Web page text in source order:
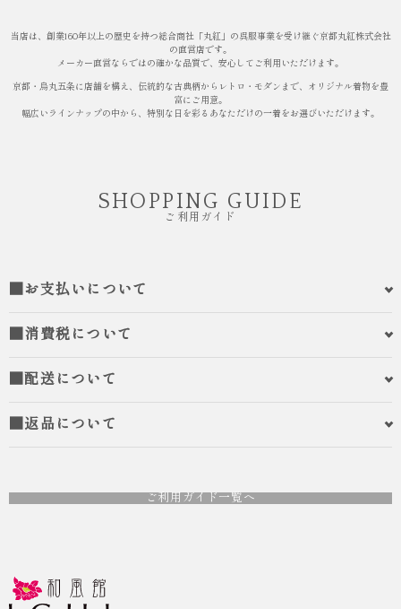
当店は、創業160年以上の歴史を持つ総合商社「丸紅」の呉服事業を受け継ぐ京都丸紅株式会社
の直営店です。
メーカー直営ならではの確かな品質で、安心してご利用いただけます。
京都・烏丸五条に店舗を構え、伝統的な古典柄からレトロ・モダンまで、オリジナル着物を豊
富にご用意。
幅広いラインナップの中から、特別な日を彩るあなただけの一着をお選びいただけます。
SHOPPING GUIDE
ご利用ガイド
■お支払いについて
■消費税について
■配送について
■返品について
ご利用ガイド一覧へ